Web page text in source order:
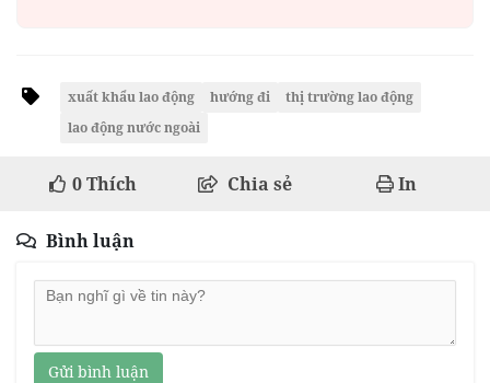
xuất khẩu lao động hướng đi
thị trường lao động
lao động nước ngoài
0Thích Chia sẻ In
Bình luận
Gửi bình luận